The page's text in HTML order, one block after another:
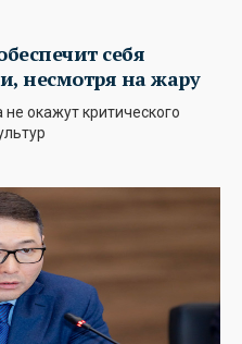
себя
несмотря на жару
окажут критического